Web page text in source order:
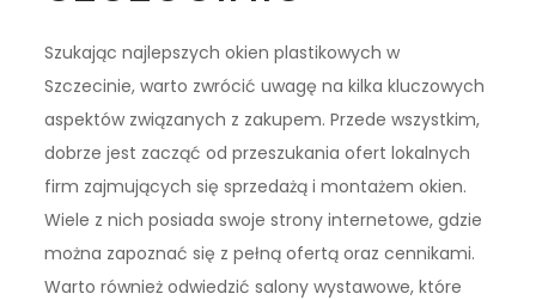
Szukając najlepszych okien plastikowych w
Szczecinie, warto zwrócić uwagę na kilka kluczowych
aspektów związanych z zakupem. Przede wszystkim,
dobrze jest zacząć od przeszukania ofert lokalnych
firm zajmujących się sprzedażą i montażem okien.
Wiele z nich posiada swoje strony internetowe, gdzie
można zapoznać się z pełną ofertą oraz cennikami.
Warto również odwiedzić salony wystawowe, które